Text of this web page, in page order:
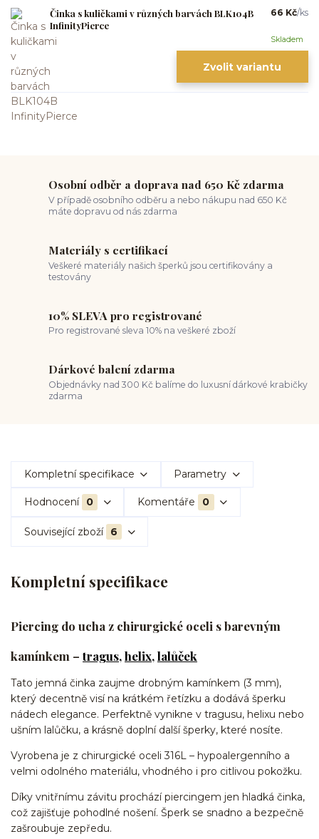
Činka s kuličkami v různých barvách BLK104B
InfinityPierce
66 Kč/ks
Skladem
Zvolit variantu
Osobní odběr a doprava nad 650 Kč zdarma
V případě osobního odběru a nebo nákupu nad 650 Kč
máte dopravu od nás zdarma
Materiály s certifikací
Veškeré materiály našich šperků jsou certifikovány a
testovány
10% SLEVA pro registrované
Pro registrované sleva 10% na veškeré zboží
Dárkové balení zdarma
Objednávky nad 300 Kč balíme do luxusní dárkové krabičky
zdarma
Kompletní specifikace Parametry
Hodnocení 0 Komentáře 0
Související zboží 6
Kompletní specifikace
Piercing do ucha z chirurgické oceli s barevným
kamínkem –tragus,helix,lalůček
Tato jemná činka zaujme drobným kamínkem (3 mm),
který decentně visí na krátkém řetízku a dodává šperku
nádech elegance. Perfektně vynikne v tragusu, helixu nebo
ušním lalůčku, a krásně doplní další šperky, které nosíte.
Vyrobena je z chirurgické oceli 316L – hypoalergenního a
velmi odolného materiálu, vhodného i pro citlivou pokožku.
Díky vnitřnímu závitu prochází piercingem jen hladká činka,
což zajišťuje pohodlné nošení. Šperk se snadno a bezpečně
zašroubuje zepředu.